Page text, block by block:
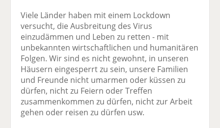
Viele Länder haben mit einem Lockdown
versucht, die Ausbreitung des Virus
einzudämmen und Leben zu retten - mit
unbekannten wirtschaftlichen und humanitären
Folgen. Wir sind es nicht gewohnt, in unseren
Häusern eingesperrt zu sein, unsere Familien
und Freunde nicht umarmen oder küssen zu
dürfen, nicht zu Feiern oder Treffen
zusammenkommen zu dürfen, nicht zur Arbeit
gehen oder reisen zu dürfen usw.